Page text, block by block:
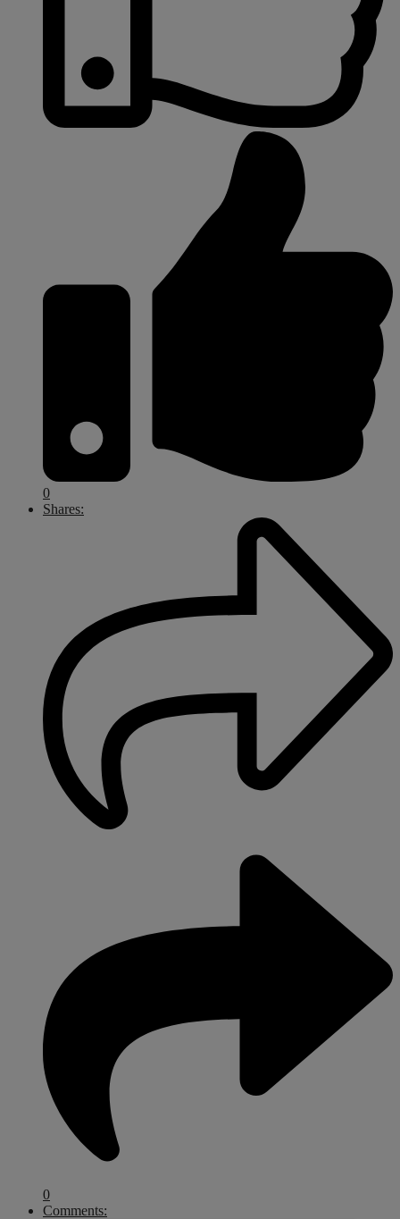
0
Shares:
0
Comments: